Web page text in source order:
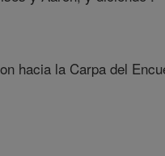
hacia la Carpa del